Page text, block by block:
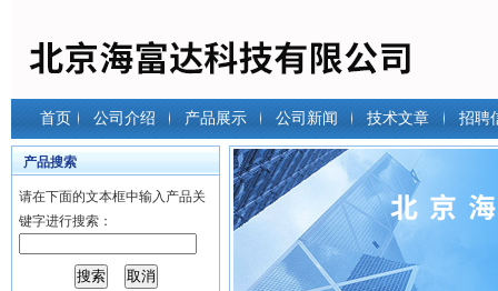
首页 公司介绍 产品展示 公司新闻 技术文章 招聘
产品搜索
请在下面的文本框中输入产品关
键字进行搜索：